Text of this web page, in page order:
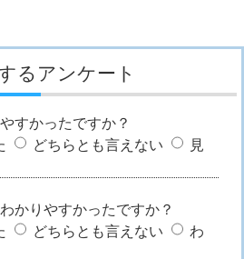
るアンケート
すかったですか？
どちらとも言えない
見
かりやすかったですか？
どちらとも言えない
わ